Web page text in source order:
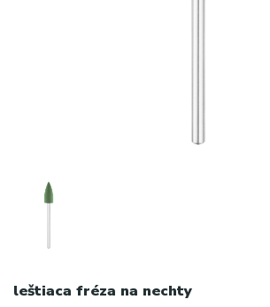
leštiaca fréza na nechty